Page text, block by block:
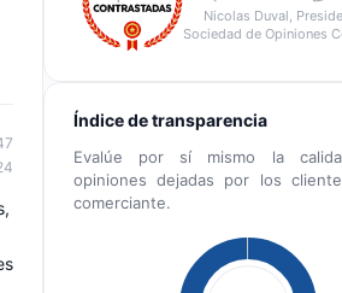
Nicolas Duval,
Sociedad de Opiniones
Índice de transparencia
Evalúe por sí mismo la
opiniones dejadas por los
comerciante.